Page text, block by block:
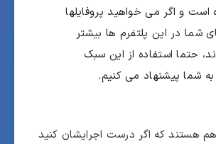
است و اگر می خواهید پروفایلها
شما در این پلتفرم ها بیشتر
حتما استفاده از این سبک
به شما پیشنهاد می کنیم.
هستند که اگر درست اجرایشان کنید